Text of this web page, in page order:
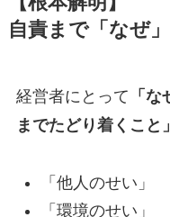
自責まで「なぜ
経営者にとって 「
までたどり着くこと」
「他人のせい」
「環境のせい」